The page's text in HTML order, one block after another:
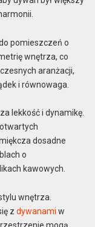
pomieszczeń o
wnętrza, co
aranżacji,
i równowaga.
lekkość i dynamikę.
dosadne
o
kawowych.
wnętrza.
z dywanami w